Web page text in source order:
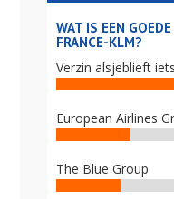
WAT IS EEN
FRANCE-KLM?
Verzin alsjeblieft
European Airlines
The Blue Group